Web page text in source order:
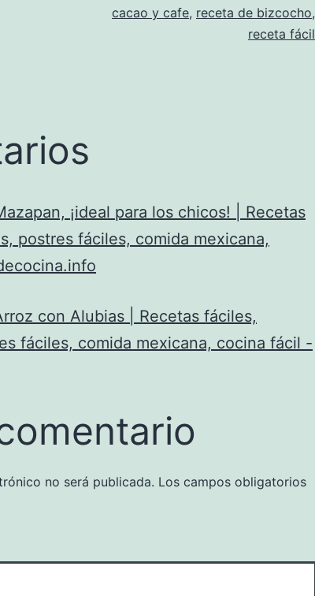
cacao y cafe, receta de bizcocho,
receta fácil
¡ideal para los chicos! | Recetas
postres fáciles, comida mexicana,
con Alubias | Recetas fáciles,
fáciles, comida mexicana, cocina fácil -
no será publicada. Los campos obligatorios